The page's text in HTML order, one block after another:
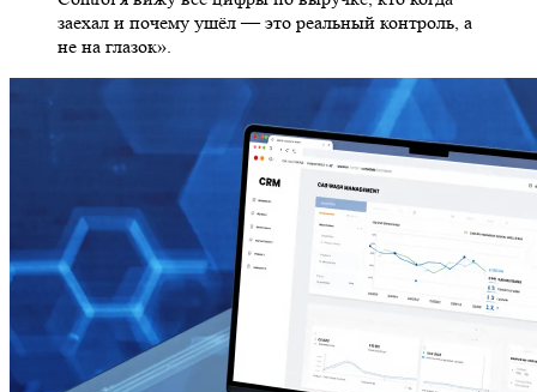
заехал и почему ушёл — это реальный контроль, а
не на глазок».